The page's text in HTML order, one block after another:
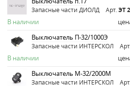
Запасные части ДИОЛД Арт. ЭТ
В наличии
Выключатель П-32/1000Э
Запасные части ИНТЕРСКОЛ Арт.
В наличии
Выключатель М-32/2000М
Запасные части ИНТЕРСКОЛ Арт.